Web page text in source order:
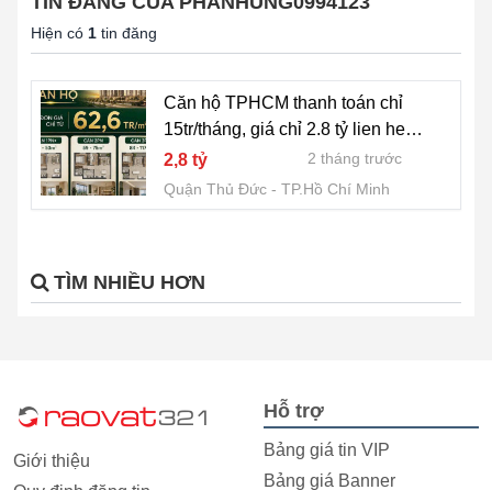
Hiện có 1 tin đăng
Căn hộ TPHCM thanh toán chỉ
15tr/tháng, giá chỉ 2.8 tỷ lien he
Hung
2,8 tỷ
2 tháng trước
Quận Thủ Đức
TP.Hồ Chí Minh
TÌM NHIỀU HƠN
Giới thiệu
Hỗ trợ
Bảng giá tin VIP
Bảng giá Banner